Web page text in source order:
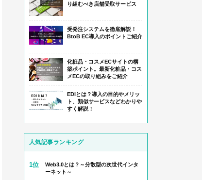
り組むべき店舗受取サービス
受発注システムを徹底解説！
BtoB EC導入のポイントご紹介
化粧品・コスメECサイトの構
築ポイント。最新化粧品・コス
メECの取り組みをご紹介
EDIとは？導入の目的やメリッ
ト、類似サービスなどわかりや
すく解説！
人気記事ランキング
1位
Web3.0とは？～分散型の次世代インタ
ーネット～